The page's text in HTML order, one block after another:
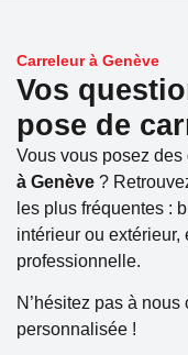
Carreleur à Genève
Vos
pose de
Vous vous posez des
à Genève ?
les plus fréquentes :
intérieur ou
professionnelle.
N’hésitez pas à
personnalisée !